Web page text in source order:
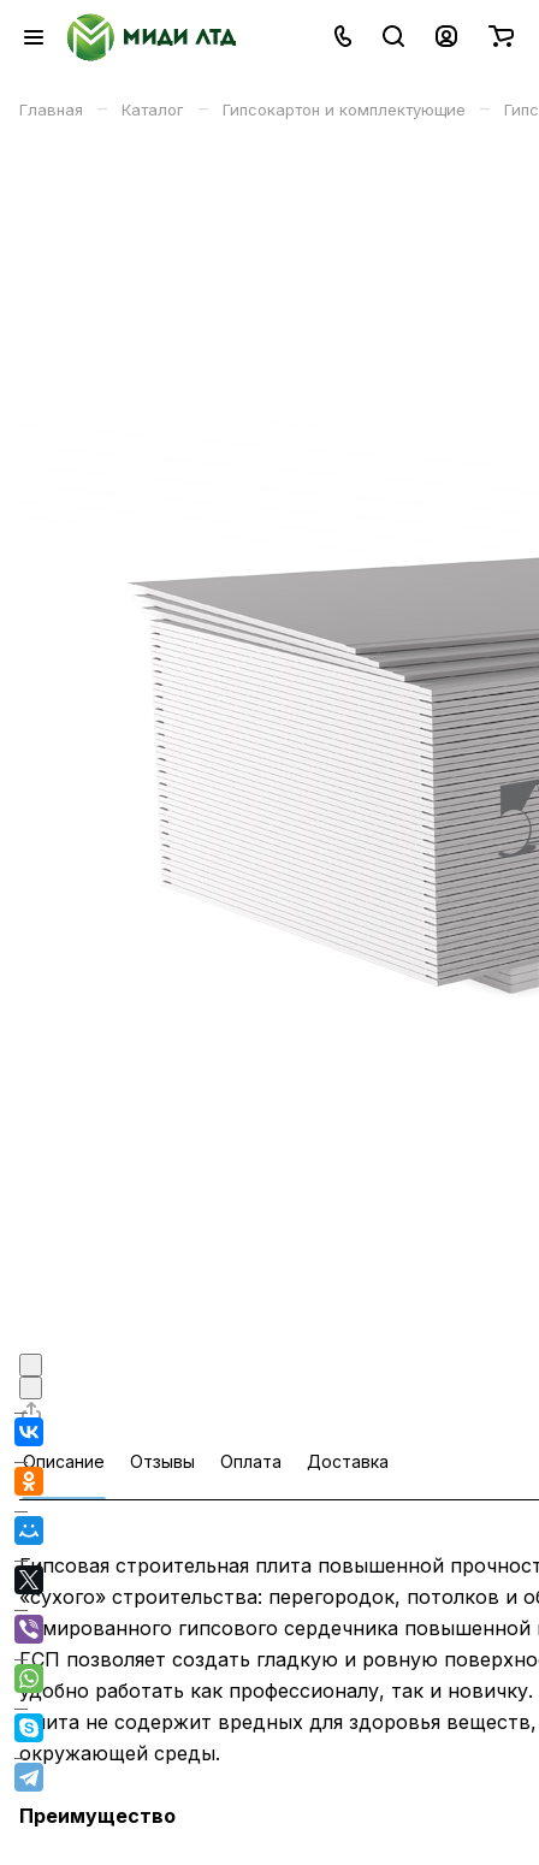
Главная – Каталог – Гипсокартон и комплектующие –
Описание Отзывы Оплата Доставка
Гипсовая строительная плита повышенной
«сухого» строительства: перегородок, потолков
армированного гипсового сердечника
ГСП позволяет создать гладкую и ровную
удобно работать как профессионалу, так и новичку.
Плита не содержит вредных для здоровья
окружающей среды.
Преимущество